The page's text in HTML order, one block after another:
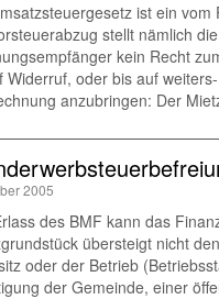
ist ein
stellt nämlich
kein Recht
Widerruf, oder bis auf
anzubringen: Der
2005
des BMF kann das
übersteigt nicht
oder der Betrieb
der Gemeinde, einer